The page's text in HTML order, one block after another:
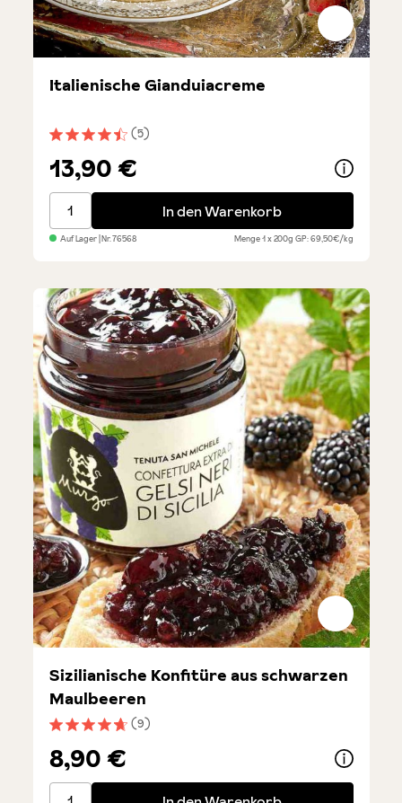
Durchschnittliche Bewertung von 4.6 von 5 Sternen
(5)
Italienische Gianduiacreme
13,90 €
Italienische GianduiacremeIn den Warenkorb
Auf Lager| Nr.76568 Menge1 x 200gGP: 69,50€/kg
Durchschnittliche Bewertung von 4.6 von 5 Sternen
(9)
Sizilianische Konfitüre aus schwarzen
Maulbeeren
8,90 €
Sizilianische Konfitüre aus schwarzen Maulbeeren